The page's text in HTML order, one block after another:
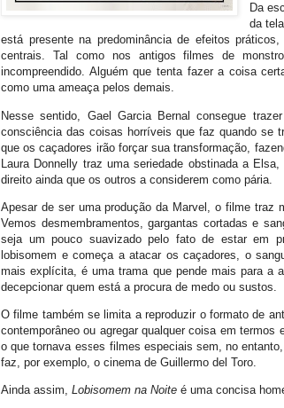
Da
da
está presente na predominância de efeitos
centrais. Tal como nos antigos filmes de
incompreendido. Alguém que tenta fazer a coisa
como uma ameaça pelos demais.
Nesse sentido, Gael Garcia Bernal consegue
consciência das coisas horríveis que faz quando se
que os caçadores irão forçar sua transformação,
Laura Donnelly traz uma seriedade obstinada a
direito ainda que os outros a considerem como pária.
Apesar de ser uma produção da Marvel, o filme traz
Vemos desmembramentos, gargantas cortadas e
seja um pouco suavizado pelo fato de estar em
lobisomem e começa a atacar os caçadores, o
mais explícita, é uma trama que pende mais para a
decepcionar quem está a procura de medo ou sustos.
O filme também se limita a reproduzir o formato de
contemporâneo ou agregar qualquer coisa em
o que tornava esses filmes especiais sem, no
faz, por exemplo, o cinema de Guillermo del Toro.
Ainda assim, Lobisomem na Noite é uma concisa